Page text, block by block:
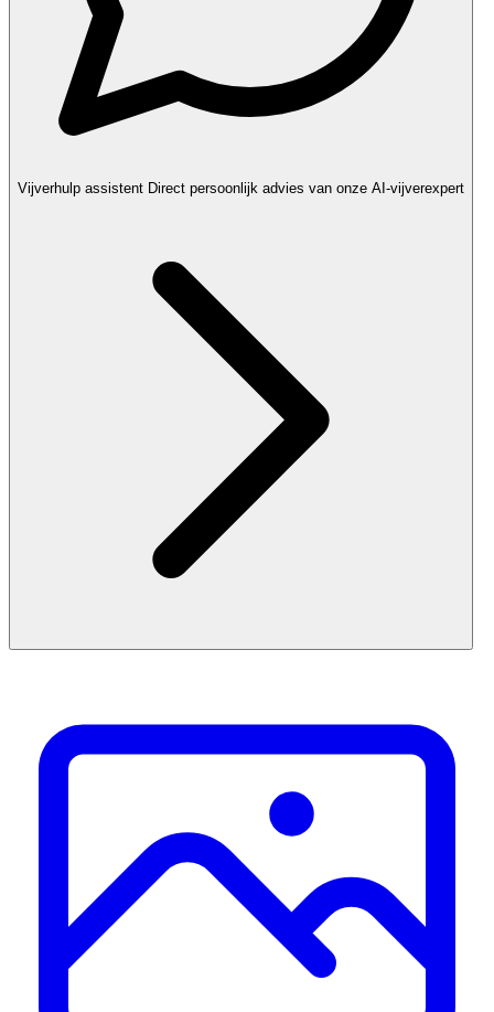
Vijverhulp assistent Direct persoonlijk advies van onze AI-vijverexpert